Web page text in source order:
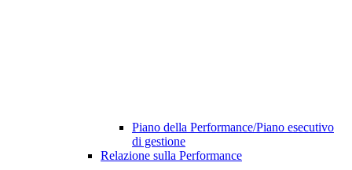
Piano della Performance/Piano esecutivo
di gestione
Relazione sulla Performance